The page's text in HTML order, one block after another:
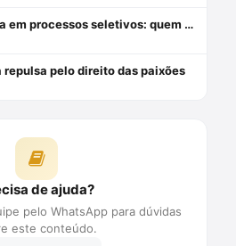
Avaliação psicológica em processos seletivos: quem avalia? o quê se avalia? - por maíra marchi gomes
repulsa pelo direito das paixões
de ajuda?
pelo WhatsApp para dúvidas
este conteúdo.